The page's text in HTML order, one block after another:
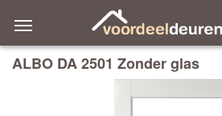
ALBO DA 2501 Zonder glas